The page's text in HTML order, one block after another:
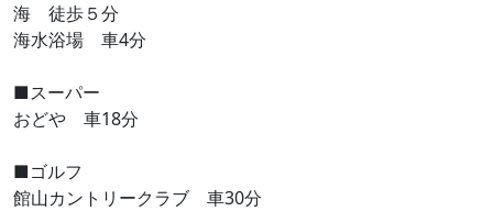
海 徒歩５分
海水浴場 車4分
■スーパー
おどや 車18分
■ゴルフ
館山カントリークラブ 車30分